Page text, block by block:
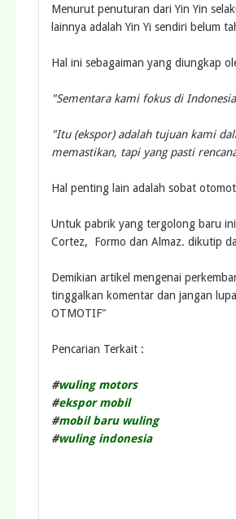
Menurut penuturan dari Yin Yin
lainnya adalah Yin Yi sendiri belum
Hal ini sebagaiman yang diungkap
"Sementara kami fokus di
"Itu (ekspor) adalah tujuan kami
memastikan, tapi yang pasti
Hal penting lain adalah sobat
Untuk pabrik yang tergolong baru
Cortez, Formo dan Almaz. dikutip
Demikian artikel mengenai
tinggalkan komentar dan jangan
OTMOTIF"
Pencarian Terkait :
#wuling motors
#ekspor mobil
#mobil baru wuling
#wuling indonesia